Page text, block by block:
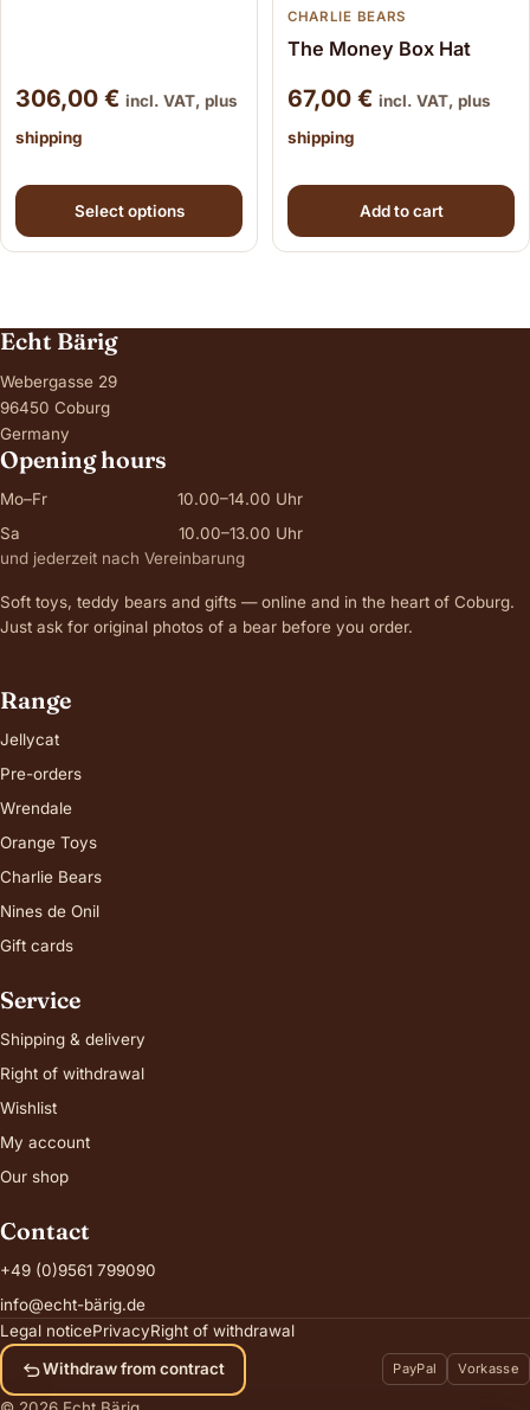
306,00 € incl. VAT, plus
shipping
Select options
This product has multiple variants. The options may
CHARLIE BEARS
The Money Box Hat
67,00 € incl. VAT, plus
shipping
Add to cart
Echt Bärig
Webergasse 29
96450 Coburg
Germany
Opening hours
Mo–Fr
10.00–14.00 Uhr
Sa
10.00–13.00 Uhr
und jederzeit nach Vereinbarung
Soft toys, teddy bears and gifts — online and in the heart of Coburg.
Just ask for original photos of a bear before you order.
Range
Jellycat
Pre-orders
Wrendale
Orange Toys
Charlie Bears
Nines de Onil
Gift cards
Service
Shipping & delivery
Right of withdrawal
Wishlist
My account
Our shop
Contact
+49 (0)9561 799090
info@echt-bärig.de
Legal noticePrivacyRight of withdrawal
Withdraw from contract PayPal Vorkasse